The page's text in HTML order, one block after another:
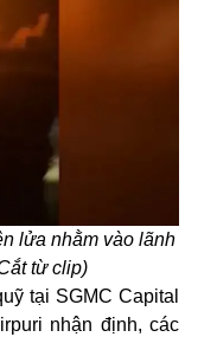
lửa nhằm vào lãnh
từ clip)
tại SGMC Capital
nhận định, các